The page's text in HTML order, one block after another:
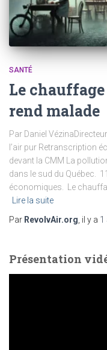
SANTÉ
Le
rend malade
Par Daniel
l’air pur Retranscription
devant la CMM La
dans le sud du Québec.
économiques. Le
Lire la suite
Par RevolvAir.org , il y a 1
Présentation